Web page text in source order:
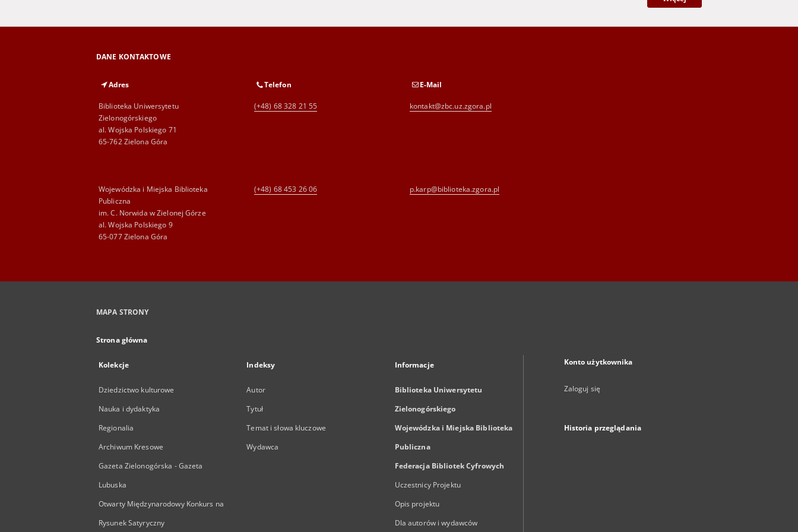
DANE KONTAKTOWE
Adres
Biblioteka Uniwersytetu
Zielonogórskiego
al. Wojska Polskiego 71
65-762 Zielona Góra
Telefon
(+48) 68 328 21 55
E-Mail
kontakt@zbc.uz.zgora.pl
Wojewódzka i Miejska Biblioteka
Publiczna
im. C. Norwida w Zielonej Górze
al. Wojska Polskiego 9
65-077 Zielona Góra
(+48) 68 453 26 06 p.karp@biblioteka.zgora.pl
MAPA STRONY
Strona główna
Kolekcje
Dziedzictwo kulturowe
Nauka i dydaktyka
Regionalia
Archiwum Kresowe
Gazeta Zielonogórska - Gazeta
Lubuska
Otwarty Międzynarodowy Konkurs na
Rysunek Satyryczny
Indeksy
Autor
Tytuł
Temat i słowa kluczowe
Wydawca
Informacje
Biblioteka Uniwersytetu
Zielonogórskiego
Wojewódzka i Miejska Biblioteka
Publiczna
Federacja Bibliotek Cyfrowych
Uczestnicy Projektu
Opis projektu
Dla autorów i wydawców
Konto użytkownika
Zaloguj się
Historia przeglądania